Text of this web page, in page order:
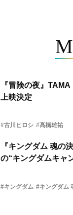
『冒険の夜』
上映決定
#古川ヒロシ #髙橋雄祐
『キングダム 魂の
の“キングダムキャ
#キングダム #キングダム